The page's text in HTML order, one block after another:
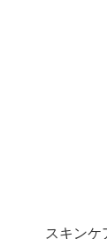
スキンケ